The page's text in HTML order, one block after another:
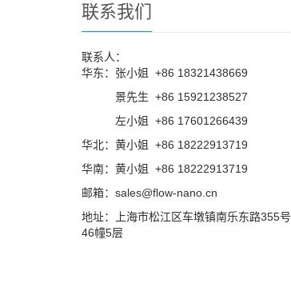
联系我们
联系人：
华东：张小姐 +86 18321438669
景先生 +86 15921238527
左小姐 +86 17601266439
华北：黄小姐 +86 18222913719
华南：黄小姐 +86 18222913719
邮箱：sales@flow-nano.cn
地址：上海市松江区车墩镇南乐东路355号
46幢5层